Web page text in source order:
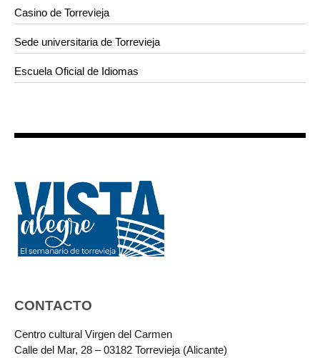
Casino de Torrevieja
Sede universitaria de Torrevieja
Escuela Oficial de Idiomas
CONTACTO
Centro cultural Virgen del Carmen
Calle del Mar, 28 – 03182 Torrevieja (Alicante)